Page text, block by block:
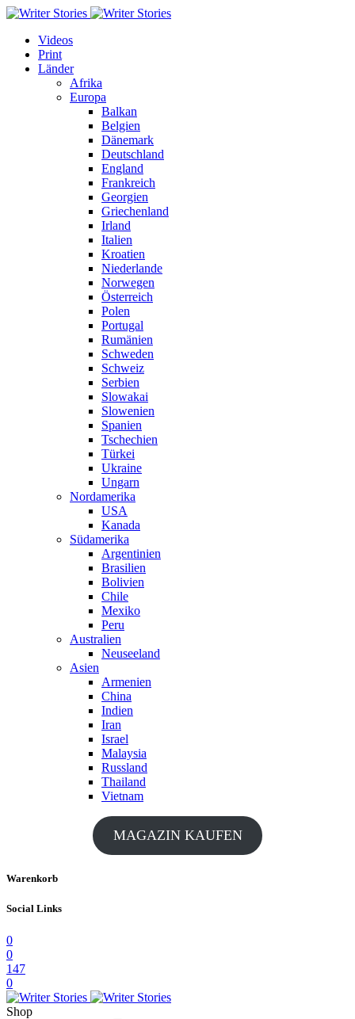
Videos
Print
Länder
Afrika
Europa
Balkan
Belgien
Dänemark
Deutschland
England
Frankreich
Georgien
Griechenland
Irland
Italien
Kroatien
Niederlande
Norwegen
Österreich
Polen
Portugal
Rumänien
Schweden
Schweiz
Serbien
Slowakai
Slowenien
Spanien
Tschechien
Türkei
Ukraine
Ungarn
Nordamerika
USA
Kanada
Südamerika
Argentinien
Brasilien
Bolivien
Chile
Mexiko
Peru
Australien
Neuseeland
Asien
Armenien
China
Indien
Iran
Israel
Malaysia
Russland
Thailand
Vietnam
MAGAZIN KAUFEN
Warenkorb
Social Links
0
0
147
0
Shop